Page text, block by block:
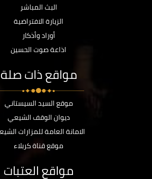
البث المباشر
الزيارة الافتراضية
أوراد وأذكار
اذاعة صوت الحسين
مواقع ذات صلة
موقع السيد السيستاني
ديوان الوقف الشيعي
الامانة العامة للمزارات
موقع قناة كربلاء
مواقع العتبات